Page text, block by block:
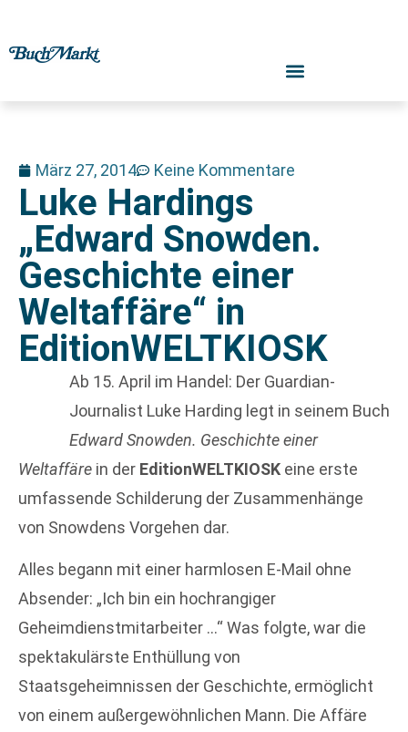
März 27, 2014 Keine Kommentare
Luke Hardings
„Edward Snowden.
Geschichte einer
Weltaffäre“ in
EditionWELTKIOSK
Ab 15. April im Handel: Der Guardian-
Journalist Luke Harding legt in seinem Buch
Edward Snowden. Geschichte einer
Weltaffäre in der EditionWELTKIOSK eine erste
umfassende Schilderung der Zusammenhänge
von Snowdens Vorgehen dar.
Alles begann mit einer harmlosen E-Mail ohne
Absender: „Ich bin ein hochrangiger
Geheimdienstmitarbeiter …“ Was folgte, war die
spektakulärste Enthüllung von
Staatsgeheimnissen der Geschichte, ermöglicht
von einem außergewöhnlichen Mann. Die Affäre